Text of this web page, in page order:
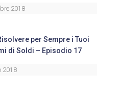
2018
per Sempre i Tuoi
di Soldi – Episodio 17
2018